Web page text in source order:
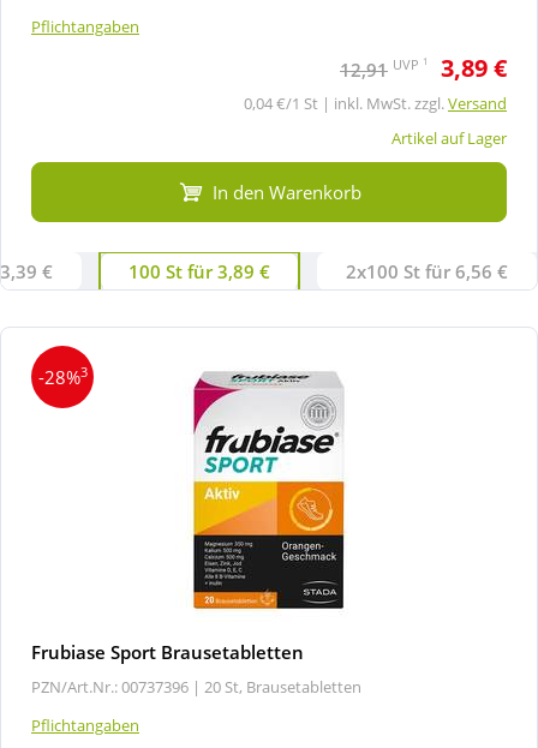
Pflichtangaben
12,91 UVP 1 3,89 €
0,04 €/1 St | inkl. MwSt. zzgl.Versand
Artikel auf Lager
In den Warenkorb
€ 100 St für 3,89 € 2x100 St für 6,56 €
-28%3
Frubiase Sport Brausetabletten
PZN/Art.Nr.: 00737396 | 20 St, Brausetabletten
Pflichtangaben